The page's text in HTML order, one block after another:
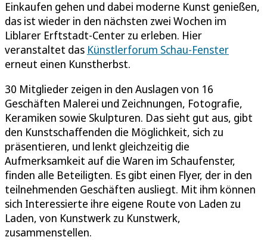
Einkaufen gehen und dabei moderne Kunst genießen,
das ist wieder in den nächsten zwei Wochen im
Liblarer Erftstadt-Center zu erleben. Hier
veranstaltet das Künstlerforum Schau-Fenster
erneut einen Kunstherbst.
30 Mitglieder zeigen in den Auslagen von 16
Geschäften Malerei und Zeichnungen, Fotografie,
Keramiken sowie Skulpturen. Das sieht gut aus, gibt
den Kunstschaffenden die Möglichkeit, sich zu
präsentieren, und lenkt gleichzeitig die
Aufmerksamkeit auf die Waren im Schaufenster,
finden alle Beteiligten. Es gibt einen Flyer, der in den
teilnehmenden Geschäften ausliegt. Mit ihm können
sich Interessierte ihre eigene Route von Laden zu
Laden, von Kunstwerk zu Kunstwerk,
zusammenstellen.